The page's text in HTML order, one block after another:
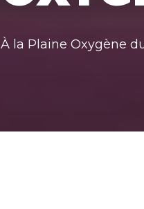
À la Plaine Oxygène